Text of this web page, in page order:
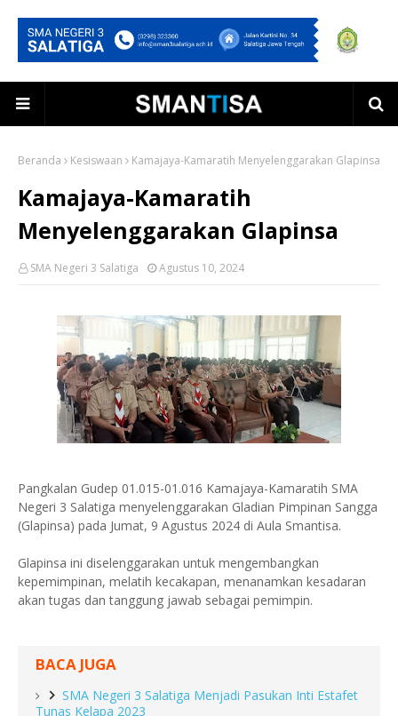
Beranda Kesiswaan Kamajaya-Kamaratih Menyelenggarakan Glapinsa
Kamajaya-Kamaratih
Menyelenggarakan Glapinsa
SMA Negeri 3 Salatiga Agustus 10, 2024
Pangkalan Gudep 01.015-01.016 Kamajaya-Kamaratih SMA
Negeri 3 Salatiga menyelenggarakan Gladian Pimpinan Sangga
(Glapinsa) pada Jumat, 9 Agustus 2024 di Aula Smantisa.
Glapinsa ini diselenggarakan untuk mengembangkan
kepemimpinan, melatih kecakapan, menanamkan kesadaran
akan tugas dan tanggung jawab sebagai pemimpin.
BACA JUGA
SMA Negeri 3 Salatiga Menjadi Pasukan Inti Estafet
Tunas Kelapa 2023